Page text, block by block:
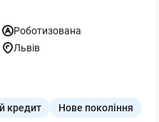
Роботизована
Львів
кредит Нове покоління